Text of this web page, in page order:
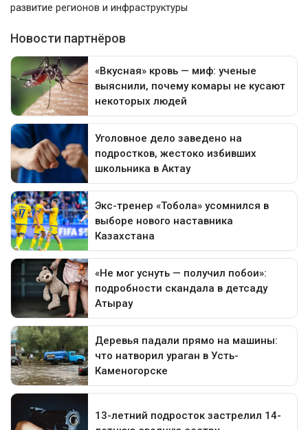
развитие регионов и инфраструктуры